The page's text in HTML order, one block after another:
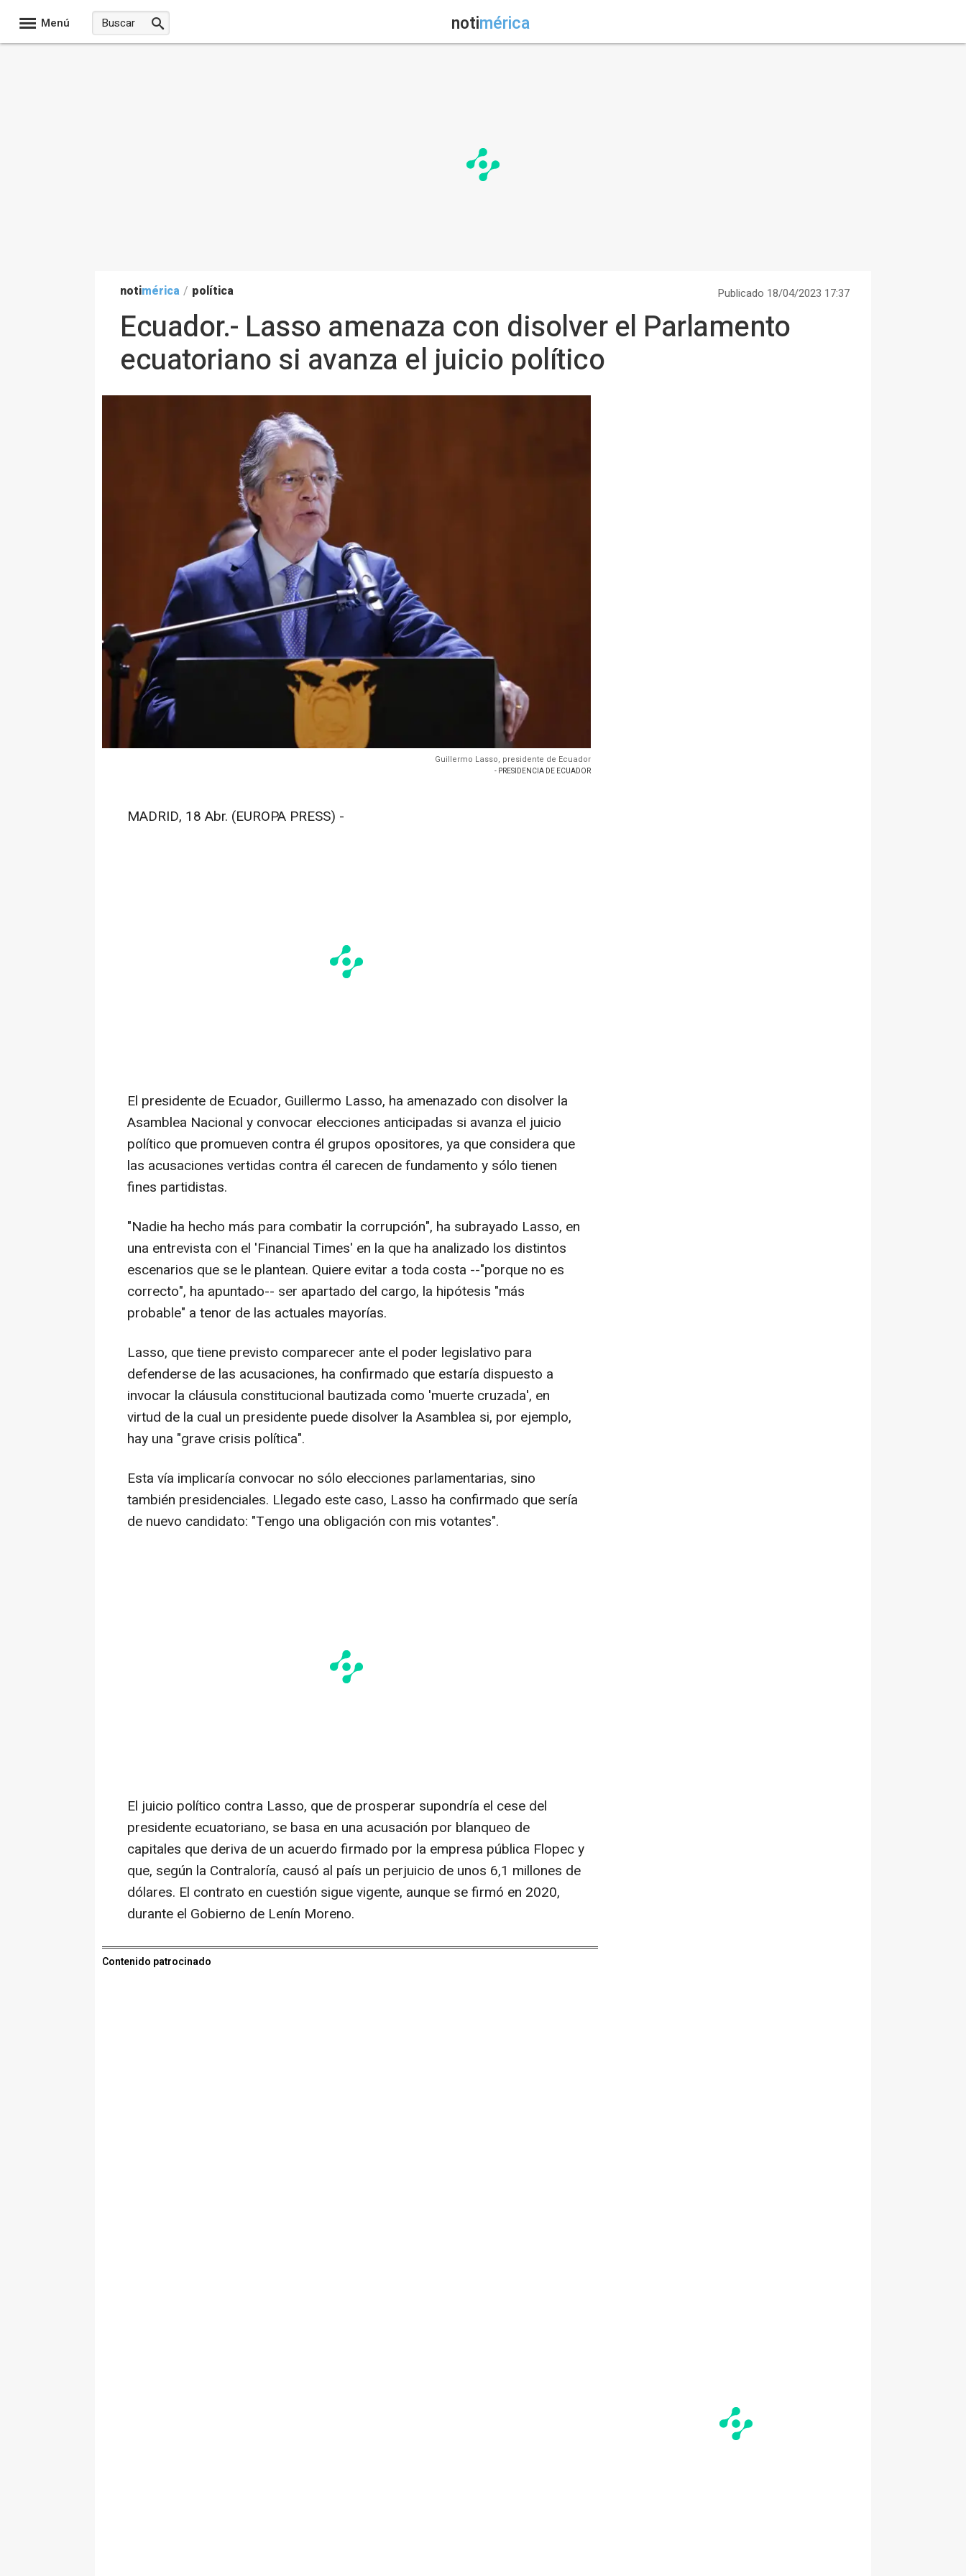
Menú notimérica
notimérica / política Publicado 18/04/2023 17:37
Ecuador.- Lasso amenaza con disolver el Parlamento
ecuatoriano si avanza el juicio político
Guillermo Lasso, presidente de Ecuador
- PRESIDENCIA DE ECUADOR
MADRID, 18 Abr. (EUROPA PRESS) -
El presidente de Ecuador, Guillermo Lasso, ha amenazado con disolver la
Asamblea Nacional y convocar elecciones anticipadas si avanza el juicio
político que promueven contra él grupos opositores, ya que considera que
las acusaciones vertidas contra él carecen de fundamento y sólo tienen
fines partidistas.
"Nadie ha hecho más para combatir la corrupción", ha subrayado Lasso, en
una entrevista con el 'Financial Times' en la que ha analizado los distintos
escenarios que se le plantean. Quiere evitar a toda costa --"porque no es
correcto", ha apuntado-- ser apartado del cargo, la hipótesis "más
probable" a tenor de las actuales mayorías.
Lasso, que tiene previsto comparecer ante el poder legislativo para
defenderse de las acusaciones, ha confirmado que estaría dispuesto a
invocar la cláusula constitucional bautizada como 'muerte cruzada', en
virtud de la cual un presidente puede disolver la Asamblea si, por ejemplo,
hay una "grave crisis política".
Esta vía implicaría convocar no sólo elecciones parlamentarias, sino
también presidenciales. Llegado este caso, Lasso ha confirmado que sería
de nuevo candidato: "Tengo una obligación con mis votantes".
El juicio político contra Lasso, que de prosperar supondría el cese del
presidente ecuatoriano, se basa en una acusación por blanqueo de
capitales que deriva de un acuerdo firmado por la empresa pública Flopec y
que, según la Contraloría, causó al país un perjuicio de unos 6,1 millones de
dólares. El contrato en cuestión sigue vigente, aunque se firmó en 2020,
durante el Gobierno de Lenín Moreno.
Contenido patrocinado